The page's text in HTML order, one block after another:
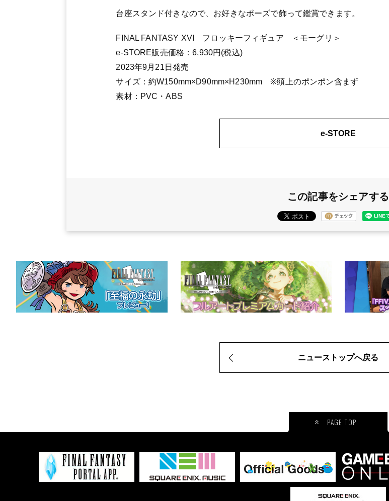
台座スタンド付きなので、お好きなポーズで飾って鑑賞できます。
FINAL FANTASY XVI フロッキーフィギュア ＜モーグリ＞
e-STORE販売価格：6,930円(税込)
2023年9月21日発売
サイズ：約W150mm×D90mm×H230mm ※頭上のポンポン含まず
素材：PVC・ABS
e-STORE
この記事をシェアする
ニューストップへ戻る
PAGE TOP